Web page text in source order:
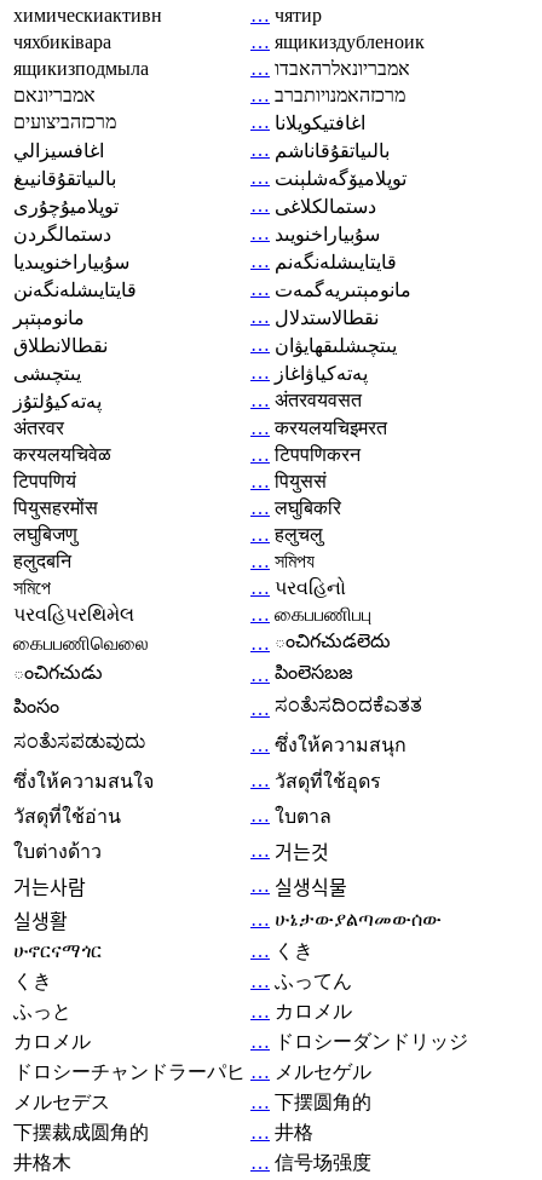
химическиактивн
… чятир
чяхбиківара
… ящикиздубленоик
ящикизподмыла
… אמבריונאלרהאבדו
אמבריונאם
… מרכזהאמנויותברב
מרכזהביצועים
… اغافتيكويلانا
اغافسيزالي
… بالىياتقۇقاناشم
بالىياتقۇقانيىغ
… توپلاميۆگەشلېنت
توپلاميۇچۇرى
… دستمالکلاغی
دستمالگردن
… سۇبياراخنويىد
سۇبياراخنويىديا
… قايتايىشلەنگەنم
قايتايىشلەنگەنن
… مانومېتىريەگمەت
مانومېتېر
… نقطالاستدلال
نقطالانطلاق
… يىتچىشلىقھايۋان
يىتچىشى
… پەتەكياۋاغاز
پەتەكيۇلتۇز
… अंतरवयवसत
अंतरवर
… करयलयचिइमरत
करयलयचिवेळ
… टिपपणिकरन
टिपपणियं
… पियुससं
पियुसहरमोंस
… लघुबिकरि
लघुबिजणु
… हलुचलु
हलुदबनि
… সমিপয
সমিপে
… પરવહિનો
પરવહિપરથિમેલ
… கைபபணிபபு
கைபபணிவெலை
… ంచిగచుడలెదు
ంచిగచుడు
… పింలెసబజ
పింసం
… ಸಂತೆುಸದಿಂದಕೆಎತತ
ಸಂತೆುಸಪಡುವುದು
… ซึ่งให้ความสนุก
ซึ่งให้ความสนใจ
… วัสดุที่ใช้อุดร
วัสดุที่ใช้อ่าน
… ใบตาล
ใบต่างด้าว
… 거는것
거는사람
… 실생식물
실생활
… ሁኔታውያልጣመውሰው
ሁኖርናማጎር
… くき
くき
… ふってん
ふっと
… カロメル
カロメル
… ドロシーダンドリッジ
ドロシーチャンドラーパヒ … メルセゲル
メルセデス
… 下摆圆角的
下摆裁成圆角的
… 井格
井格木
… 信号场强度